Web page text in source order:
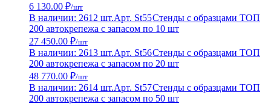
6 130.00 ₽/шт
В наличии: 2612 шт.Арт. St55Стенды с образцами ТОП
200 автокрепежа с запасом по 10 шт
27 450.00 ₽/шт
В наличии: 2613 шт.Арт. St56Стенды с образцами ТОП
200 автокрепежа с запасом по 20 шт
48 770.00 ₽/шт
В наличии: 2614 шт.Арт. St57Стенды с образцами ТОП
200 автокрепежа с запасом по 50 шт